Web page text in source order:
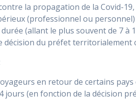
la propagation de la Covid-
(professionnel ou
(allant le plus souvent de 7
décision du préfet territorialement
en retour de certains
jours (en fonction de la décision